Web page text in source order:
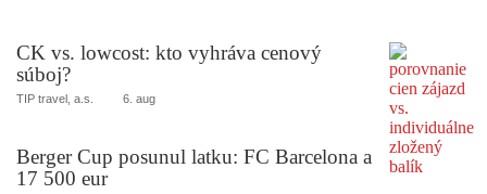
CK vs. lowcost: kto vyhráva cenový
súboj?
TIP travel, a.s. 6. aug
Berger Cup posunul latku: FC Barcelona a
17 500 eur